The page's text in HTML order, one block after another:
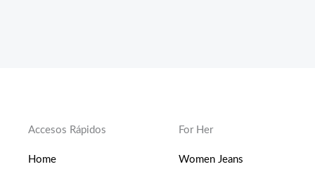
Accesos Rápidos
Home
For Her
Women Jeans